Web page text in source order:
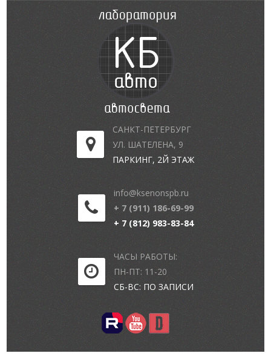
САНКТ-ПЕТЕРБУРГ
УЛ. ШАТЕЛЕНА, 9
ПАРКИНГ, 2Й ЭТАЖ
info@ksenonspb.ru
+ 7 (911) 186-69-99
+ 7 (812) 983-83-84
ЧАСЫ РАБОТЫ:
ПН-ПТ: 11-20
СБ-ВС: ПО ЗАПИСИ